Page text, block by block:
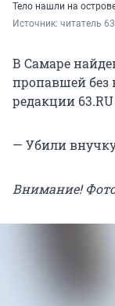
Тело нашли на
Источник: читатель
В Самаре
пропавшей без
редакции
— Убили
Внимание!